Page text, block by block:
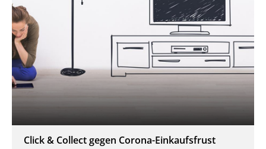
Click & Collect gegen Corona-Einkaufsfrust